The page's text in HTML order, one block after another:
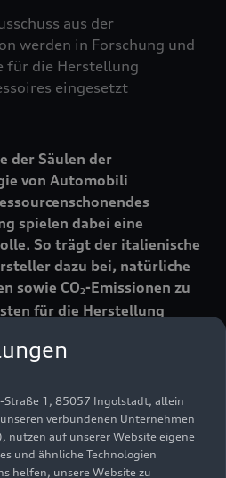
aus der
werden in Forschung und
für die Herstellung
eingesetzt
der Säulen der
von Automobili
spielen dabei eine
So trägt der italienische
dazu bei, natürliche
sowie CO2-Emissionen zu
für die Herstellung
Supersportwagen-
Jahr 2009 erstmals nach
ISO 14001
Norm stellt einen
Straße 1, 85057 Ingolstadt, allein
verbundenen Unternehmen
nutzen auf unserer Website eigene
und ähnliche Technologien
helfen, unsere Website zu